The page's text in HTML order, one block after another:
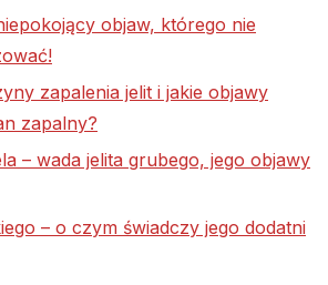
objaw, którego nie
zapalenia jelit i jakie objawy
zapalny?
– wada jelita grubego, jego objawy
– o czym świadczy jego dodatni